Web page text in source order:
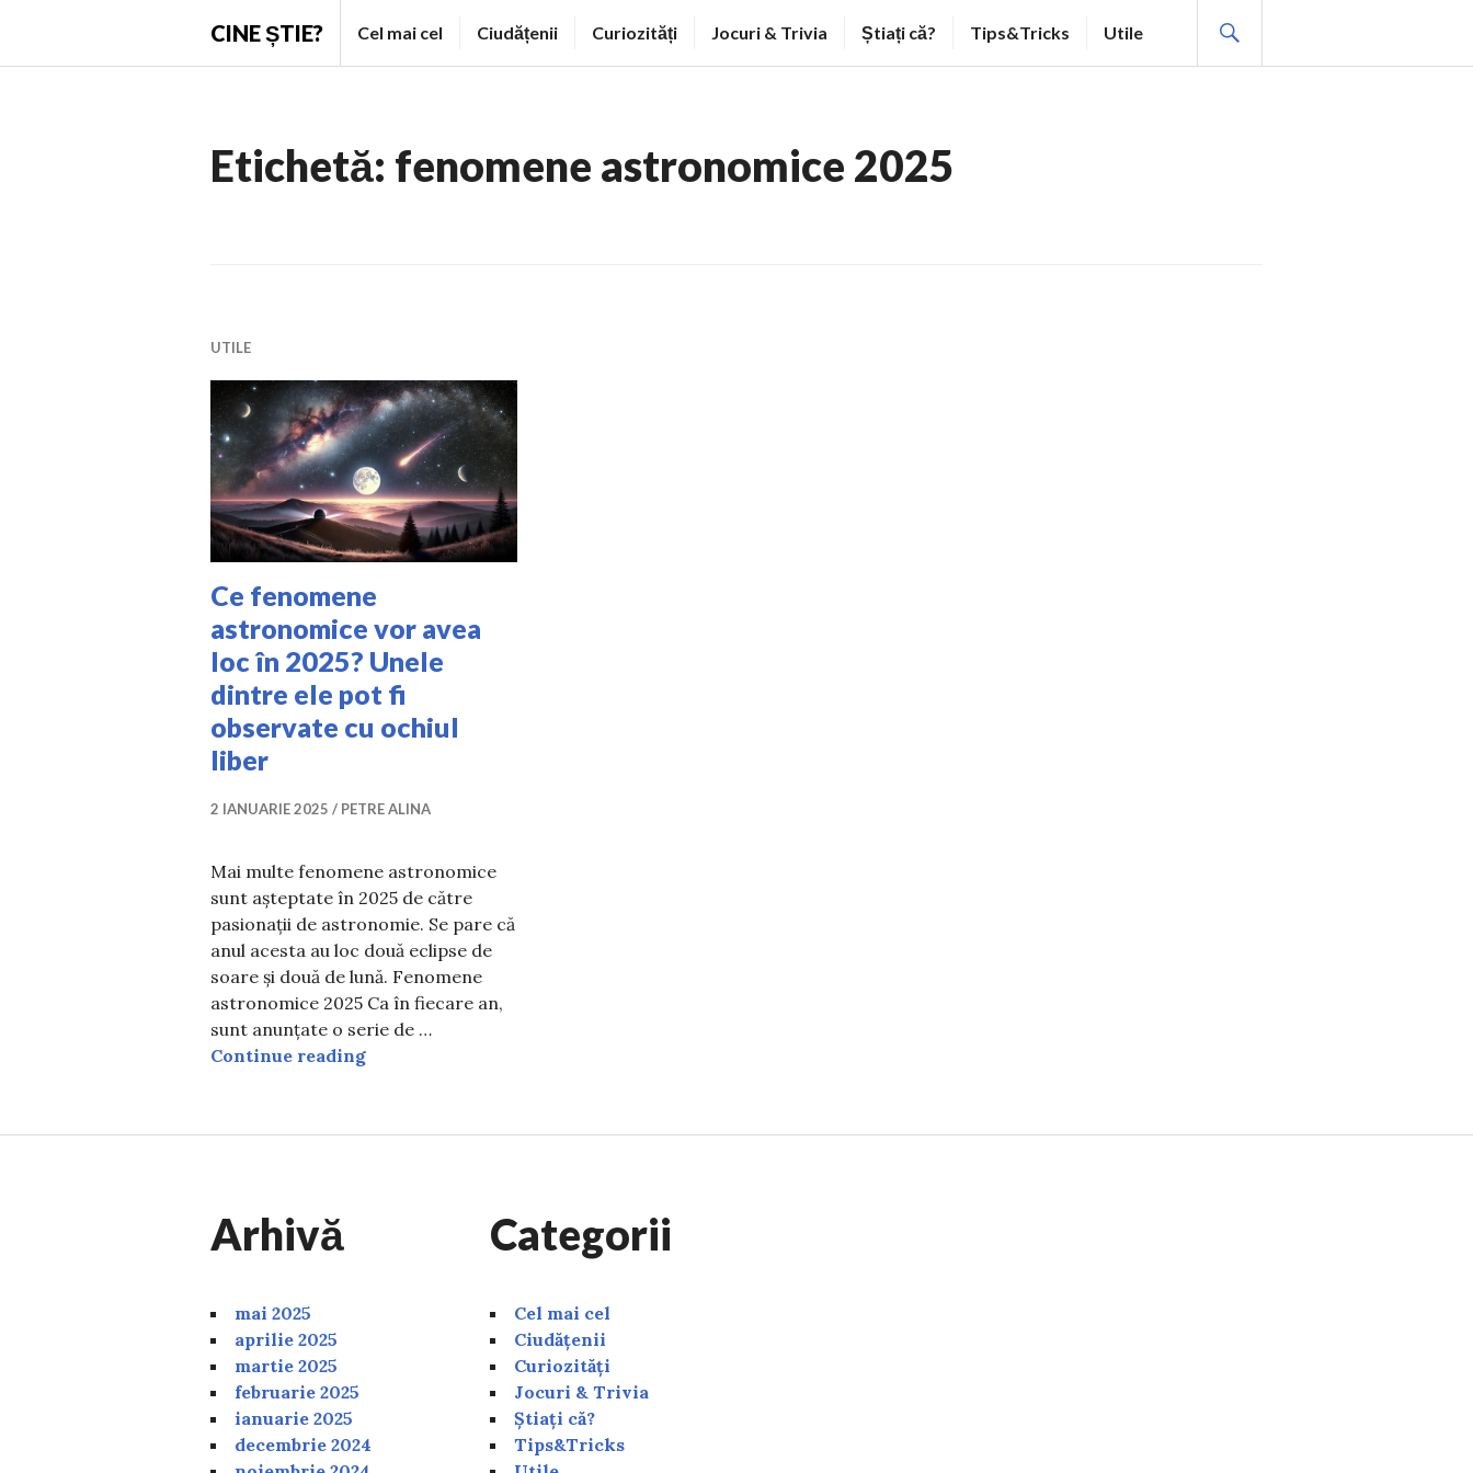
CINE ȘTIE? Cel mai cel Ciudățenii Curiozități Jocuri & Trivia Știați că? Tips&Tricks Utile
Etichetă: fenomene astronomice 2025
UTILE
Ce fenomene
astronomice vor avea
loc în 2025? Unele
dintre ele pot fi
observate cu ochiul
liber
2 IANUARIE 2025 PETRE ALINA
Mai multe fenomene astronomice
sunt așteptate în 2025 de către
pasionații de astronomie. Se pare că
anul acesta au loc două eclipse de
soare și două de lună. Fenomene
astronomice 2025 Ca în fiecare an,
sunt anunțate o serie de …
Continue readingCe fenomene astronomice vor avea loc în 2025? Unele dintre ele pot fi observate cu ochiul liber
Arhivă
mai 2025
aprilie 2025
martie 2025
februarie 2025
ianuarie 2025
decembrie 2024
Categorii
Cel mai cel
Ciudățenii
Curiozități
Jocuri & Trivia
Știați că?
Tips&Tricks